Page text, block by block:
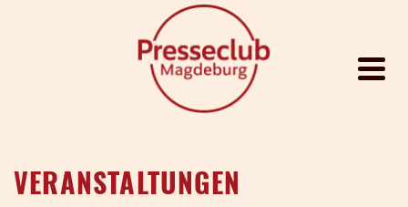
VERANSTALTUNGEN